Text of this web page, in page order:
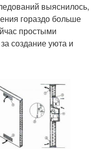
выяснилось,
гораздо больше
простыми
создание уюта и